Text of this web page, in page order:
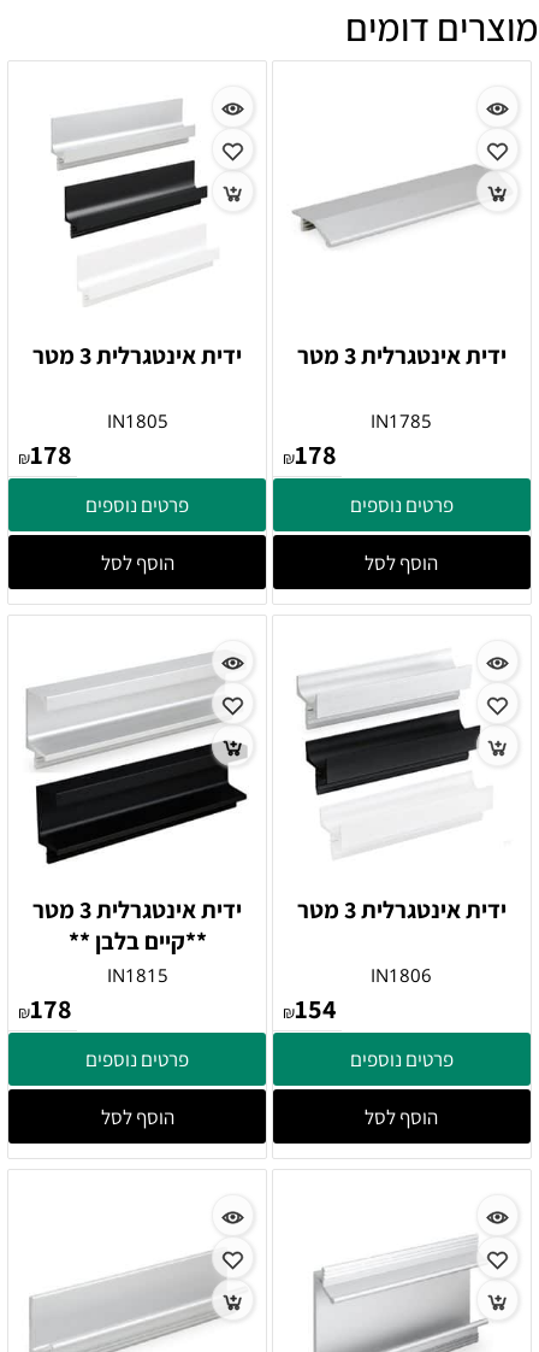
מוצרים דומים
ידית אינטגרלית 3 מטר
IN1785
₪178
פרטים נוספים
הוסף לסל
ידית אינטגרלית 3 מטר
IN1805
₪178
פרטים נוספים
הוסף לסל
ידית אינטגרלית 3 מטר
IN1806
₪154
פרטים נוספים
הוסף לסל
ידית אינטגרלית 3 מטר
**קיים בלבן **
IN1815
₪178
פרטים נוספים
הוסף לסל